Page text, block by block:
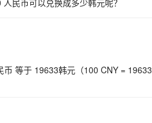
民币可以兑换成多少韩元呢？
等于 19633韩元（100 CNY = 19633